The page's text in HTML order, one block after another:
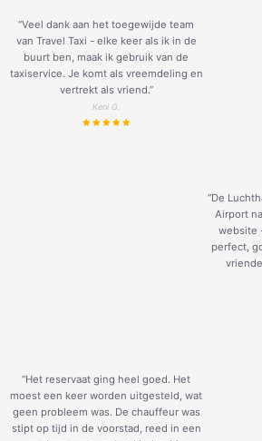
“Veel dank aan het toegewijde team
van Travel Taxi - elke keer als ik in de
buurt ben, maak ik gebruik van de
taxiservice. Je komt als vreemdeling en
vertrekt als vriend.”
Keni G.
“De
Airport
website
perfect,
“Het reservaat ging heel goed. Het
moest een keer worden uitgesteld, wat
geen probleem was. De chauffeur was
stipt op tijd in de voorstad, reed in een